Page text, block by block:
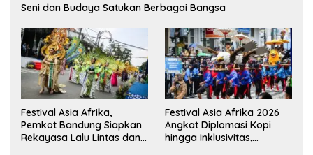
Seni dan Budaya Satukan Berbagai Bangsa
Festival Asia Afrika,
Pemkot Bandung Siapkan
Rekayasa Lalu Lintas dan
Festival Asia Afrika 2026
Angkat Diplomasi Kopi
hingga Inklusivitas,